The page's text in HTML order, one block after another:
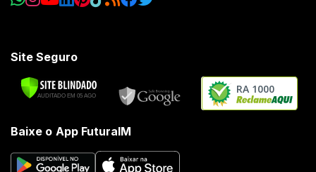
Site Seguro
RA 1000
Baixe o App FuturaIM